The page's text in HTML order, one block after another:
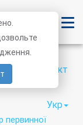
пункт
Укр